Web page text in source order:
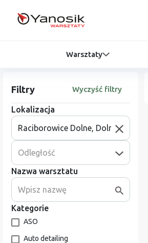
Warsztaty
Filtry Wyczyść filtry
Lokalizacja
Odległość
Nazwa warsztatu
Kategorie
ASO
Auto detailing